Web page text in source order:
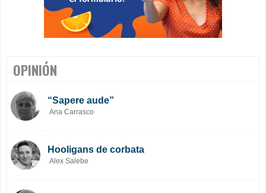
OPINIÓN
“Sapere aude”
Ana Carrasco
Hooligans de corbata
Alex Salebe